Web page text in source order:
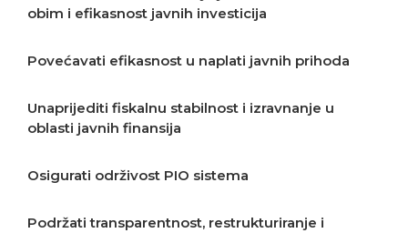
obim i efikasnost javnih investicija
Povećavati efikasnost u naplati javnih prihoda
Unaprijediti fiskalnu stabilnost i izravnanje u
oblasti javnih finansija
Osigurati održivost PIO sistema
Podržati transparentnost, restrukturiranje i